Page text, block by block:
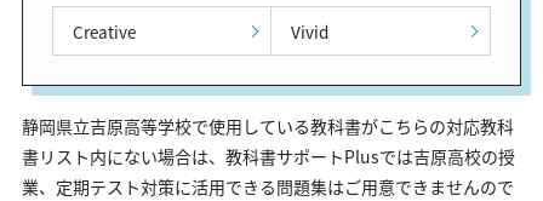
Creative Vivid
静岡県立吉原高等学校で使用している教科書がこちらの対応教科
書リスト内にない場合は、教科書サポートPlusでは吉原高校の授
業、定期テスト対策に活用できる問題集はご用意できませんので